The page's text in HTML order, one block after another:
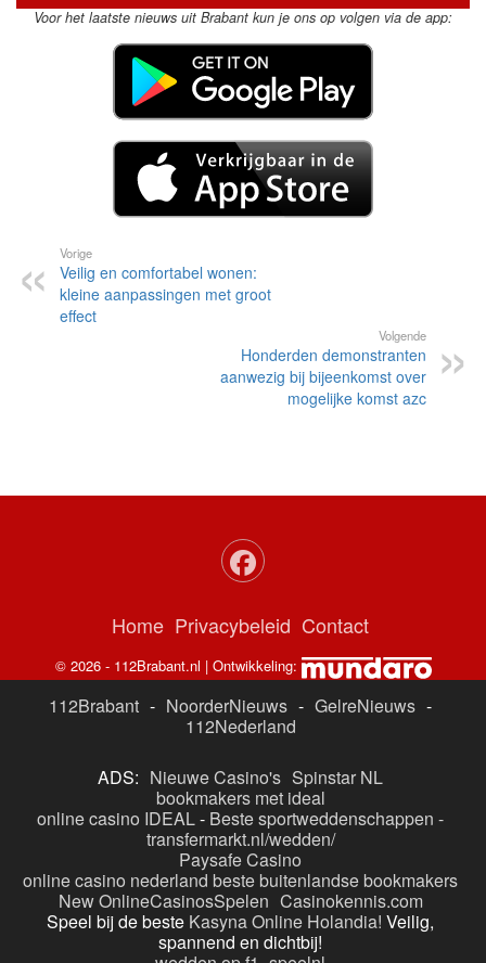
Voor het laatste nieuws uit Brabant kun je ons op volgen via de app:
Vorige
Veilig en comfortabel wonen:
kleine aanpassingen met groot
effect
Volgende
Honderden demonstranten
aanwezig bij bijeenkomst over
mogelijke komst azc
Home Privacybeleid Contact
© 2026 - 112Brabant.nl | Ontwikkeling:
112Brabant - NoorderNieuws - GelreNieuws -
112Nederland
ADS: Nieuwe Casino's Spinstar NL
bookmakers met ideal
online casino IDEAL- Beste sportweddenschappen -
transfermarkt.nl/wedden/
Paysafe Casino
online casino nederland beste buitenlandse bookmakers
New OnlineCasinosSpelen Casinokennis.com
Speel bij de beste Kasyna Online Holandia! Veilig,
spannend en dichtbij!